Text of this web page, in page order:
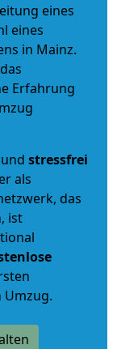
eines
eines
in Mainz.
Erfahrung
und stressfrei
als
das
ist